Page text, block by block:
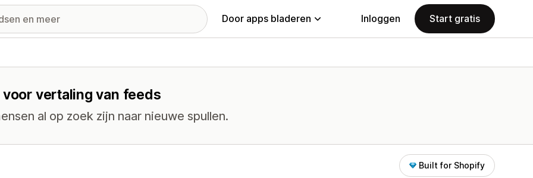
Door apps bladeren Inloggen Start gratis
vertaling van feeds
al op zoek zijn naar nieuwe spullen.
Built for Shopify